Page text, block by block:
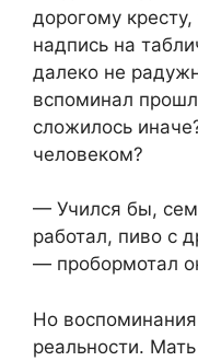
дорогому
надпись на
далеко не
вспоминал
сложилось
человеком?
— Учился бы,
работал, пиво с
— пробормотал
Но
реальности.